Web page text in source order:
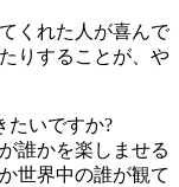
くれた人が喜んで
りすることが、や
たいですか?
誰かを楽しませる
世界中の誰が観て